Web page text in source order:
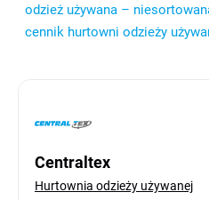
odzież używana –
cennik hurtowni odzieży
Centraltex
Hurtownia odzieży używanej